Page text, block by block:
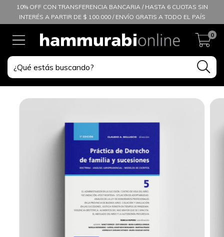
10% OFF CON TRANSFERENCIA BANCARIA / HASTA 6 CUOTAS SIN
INTERÉS A PARTIR DE $ 100.000 / ENVÍO GRATIS A TODO EL PAÍS
0